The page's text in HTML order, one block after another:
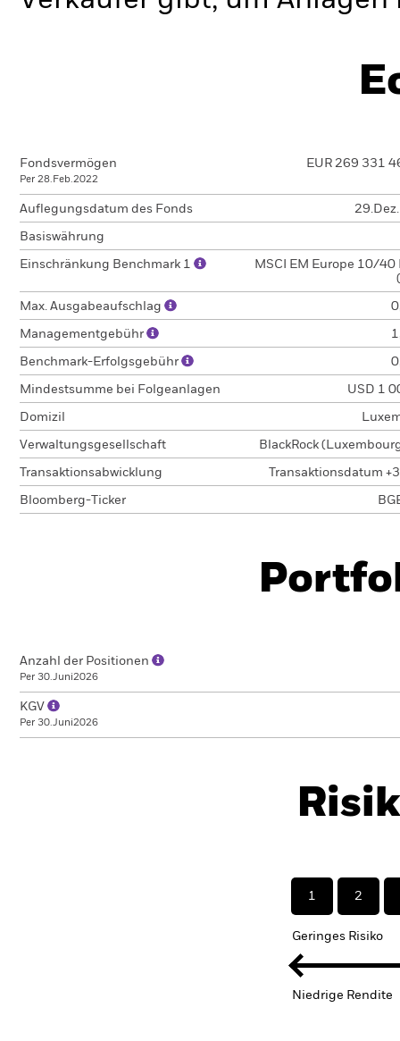
Fondsvermögen
Per 28.Feb.2022
EUR 269 331
Auflegungsdatum des Fonds
Basiswährung
Einschränkung Benchmark 1
MSCI EM Europe 10/40
Max. Ausgabeaufschlag
Managementgebühr
Benchmark-Erfolgsgebühr
Mindestsumme bei Folgeanlagen USD 1
Domizil
Verwaltungsgesellschaft BlackRock
Transaktionsabwicklung Transaktionsdatum
Bloomberg-Ticker
Anzahl der Positionen
Per 30.Juni2026
KGV
Per 30.Juni2026
1 2
Geringes Risiko
Niedrige Rendite